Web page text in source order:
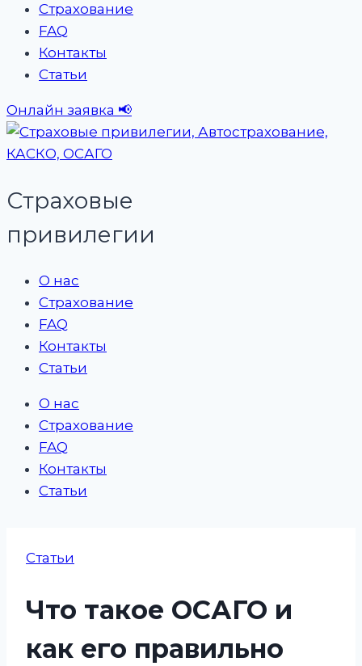
Страхование
FAQ
Контакты
Статьи
Онлайн заявка 📢
Страховые
привилегии
О нас
Страхование
FAQ
Контакты
Статьи
О нас
Страхование
FAQ
Контакты
Статьи
Статьи
Что такое ОСАГО и
как его правильно